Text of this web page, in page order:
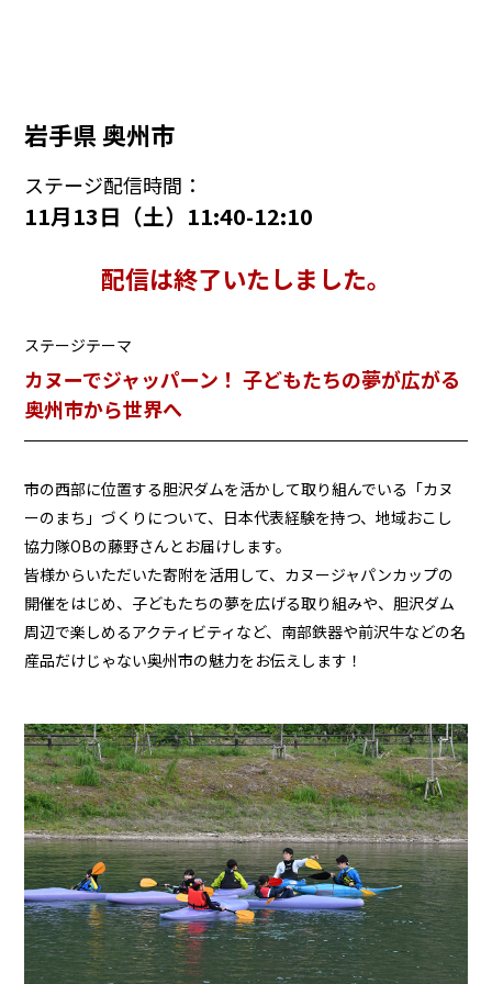
岩手県 奥州市
ステージ配信時間：
11月13日（土）11:40-12:10
配信は終了いたしました。
ステージテーマ
カヌーでジャッパーン！ 子どもたちの夢が広がる
奥州市から世界へ
市の西部に位置する胆沢ダムを活かして取り組んでいる「カヌ
ーのまち」づくりについて、日本代表経験を持つ、地域おこし
協力隊OBの藤野さんとお届けします。
皆様からいただいた寄附を活用して、カヌージャパンカップの
開催をはじめ、子どもたちの夢を広げる取り組みや、胆沢ダム
周辺で楽しめるアクティビティなど、南部鉄器や前沢牛などの名
産品だけじゃない奥州市の魅力をお伝えします！